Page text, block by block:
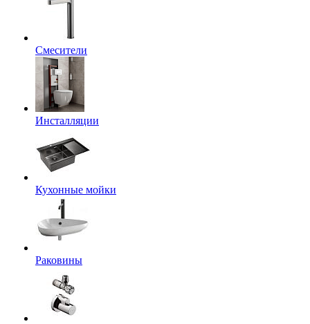
Смесители
Инсталляции
Кухонные мойки
Раковины